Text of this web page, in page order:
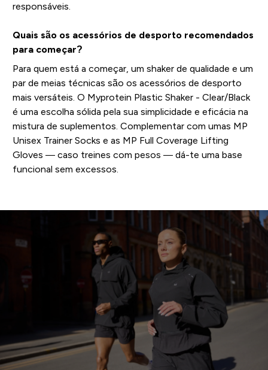
responsáveis.
Quais são os acessórios de desporto recomendados
para começar?
Para quem está a começar, um shaker de qualidade e um
par de meias técnicas são os acessórios de desporto
mais versáteis. O Myprotein Plastic Shaker - Clear/Black
é uma escolha sólida pela sua simplicidade e eficácia na
mistura de suplementos. Complementar com umas MP
Unisex Trainer Socks e as MP Full Coverage Lifting
Gloves — caso treines com pesos — dá-te uma base
funcional sem excessos.